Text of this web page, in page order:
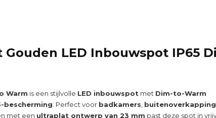
Gouden LED Inbouwspot IP65
Warm is een stijlvolle LED inbouwspot met Dim-to-Warm
bescherming . Perfect voor badkamers
met een ultraplat ontwerp van 23 mm past deze spot in